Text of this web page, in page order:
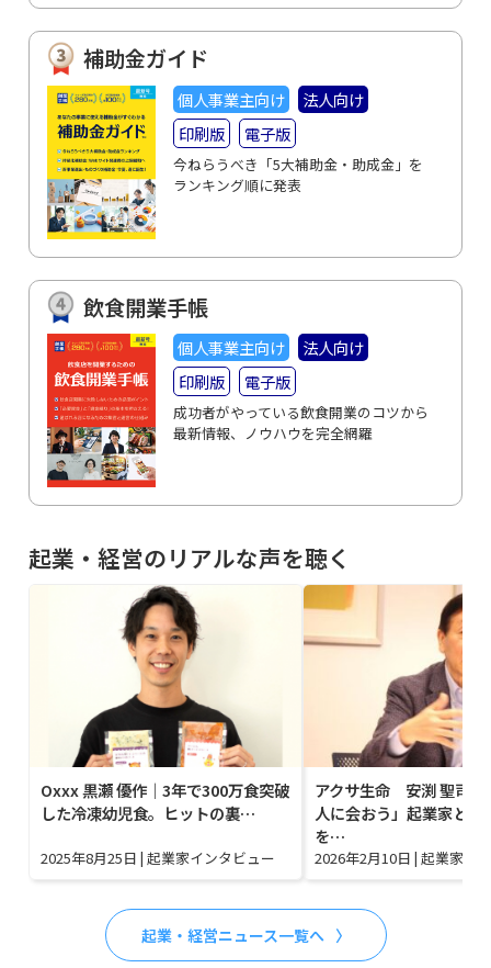
補助金ガイド
個人事業主向け
法人向け
印刷版
電子版
今ねらうべき「5大補助金・助成金」を
ランキング順に発表
飲食開業手帳
個人事業主向け
法人向け
印刷版
電子版
成功者がやっている飲食開業のコツから
最新情報、ノウハウを完全網羅
起業・経営のリアルな声を聴く
Oxxx 黒瀬 優作｜3年で300万食突破
した冷凍幼児食。ヒットの裏…
2025年8月25日 | 起業家インタビュー
アクサ生命 安渕 聖司｜
人に会おう」起業家と投
を…
2026年2月10日 | 起業家イ
起業・経営ニュース一覧へ